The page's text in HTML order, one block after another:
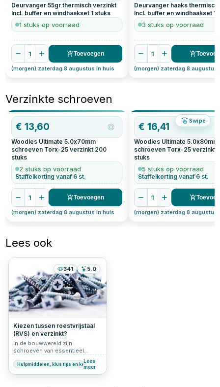
Deurvanger 55gr thermisch verzinkt
Incl. buffer en windhaakset 1 stuks
1 stuks op voorraad
1 Toevoegen
(morgen) zaterdag 8 augustus in huis
Deurvanger haaks
Incl. buffer en windhaakset 1
3 stuks op voorraad
1
(morgen) zaterdag 8 augustus
Verzinkte schroeven
Swipe
€13,60
Woodies Ultimate 5.0x70mm
schroeven Torx-25 verzinkt 200
stuks
2 stuks op voorraad
Staffelkorting vanaf 6 st.
1 Toevoegen
(morgen) zaterdag 8 augustus in huis
€16,41
Woodies Ultimate 5.0x80mm
schroeven Torx-25 verzinkt
stuks
5 stuks op voorraad
Staffelkorting vanaf 6 st.
1
(morgen) zaterdag 8 augustus
Lees ook
341 5.0
Kiezen tussen roestvrijstaal
(RVS) en verzinkt?
In de bouwwereld zijn
schroeven van essentieel
verbindingen. Ontdek in dit
artikel welke factoren bepalen of
Hulpmiddelen, klus tips en keuzehulp
Lees
meer